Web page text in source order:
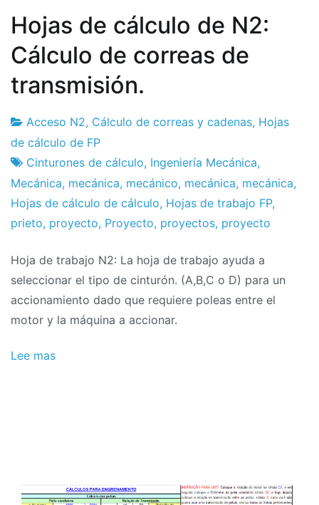
Hojas de cálculo de N2:
Cálculo de correas de
transmisión.
Fábrica
de
proyectos
10
de
May
de
2019
Acceso N2, Cálculo de correas y cadenas, Hojas
de cálculo de FP
Cinturones de cálculo, Ingeniería Mecánica,
Mecánica, mecánica, mecánico, mecánica, mecánica,
Hojas de cálculo de cálculo, Hojas de trabajo FP,
prieto, proyecto, Proyecto, proyectos, proyecto
Hoja de trabajo N2: La hoja de trabajo ayuda a
seleccionar el tipo de cinturón. (A,B,C o D) para un
accionamiento dado que requiere poleas entre el
motor y la máquina a accionar.
Lee mas